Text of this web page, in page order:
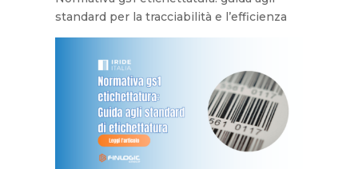
standard per la tracciabilità e l’efficienza